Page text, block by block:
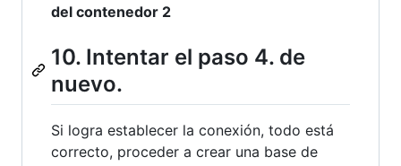
del contenedor 2
10. Intentar el paso 4. de
nuevo.
Si logra establecer la conexión, todo está
correcto, proceder a crear una base de